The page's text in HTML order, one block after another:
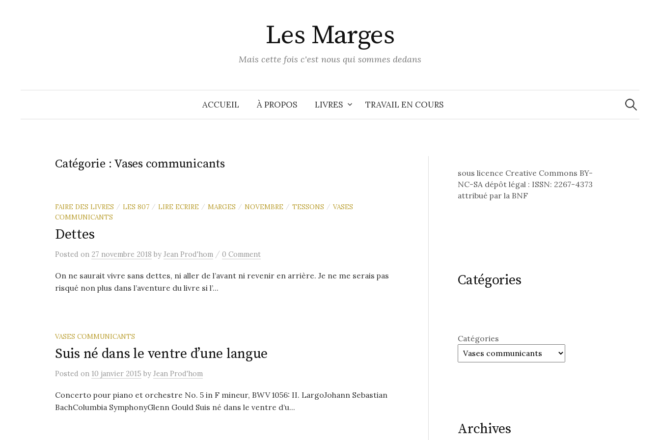
Les Marges
Mais cette fois c'est nous qui sommes dedans
ACCUEIL À PROPOS LIVRES TRAVAIL EN COURS
Catégorie : Vases communicants
FAIRE DES LIVRES / LES 807 / LIRE ECRIRE / MARGES / NOVEMBRE / TESSONS / VASES
COMMUNICANTS
Dettes
Posted on 27 novembre 2018 by Jean Prod'hom / 0 Comment
On ne saurait vivre sans dettes, ni aller de l’avant ni revenir en arrière. Je ne me serais pas
risqué non plus dans l’aventure du livre si l’...
VASES COMMUNICANTS
Suis né dans le ventre d’une langue
Posted on 10 janvier 2015 by Jean Prod'hom
Concerto pour piano et orchestre No. 5 in F mineur, BWV 1056: II. LargoJohann Sebastian
BachColumbia SymphonyGlenn Gould Suis né dans le ventre d’u...
sous licence Creative Commons BY-
NC-SA dépôt légal : ISSN: 2267-4373
attribué par la BNF
Catégories
Catégories
Archives